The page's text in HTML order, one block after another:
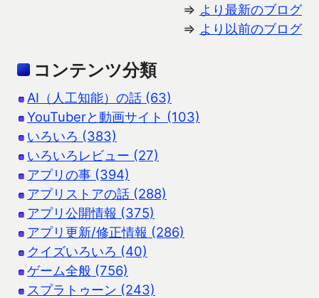
⇒ より最新のブログ
⇒ より以前のブログ
コンテンツ分類
AI（人工知能）の話 (63)
YouTuberと動画サイト (103)
いろいろ (383)
いろいろレビュー (27)
アプリの事 (394)
アプリストアの話 (288)
アプリ公開情報 (375)
アプリ更新/修正情報 (286)
クイズいろいろ (40)
ゲーム全般 (756)
スプラトゥーン (243)